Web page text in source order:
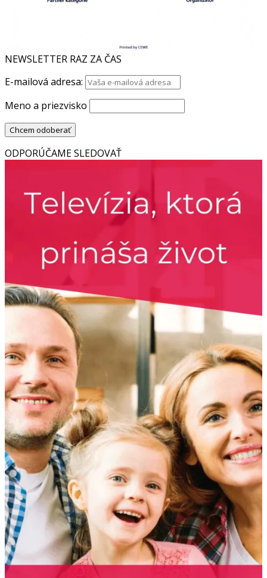
NEWSLETTER RAZ ZA ČAS
E-mailová adresa:
Meno a priezvisko
ODPORÚČAME SLEDOVAŤ